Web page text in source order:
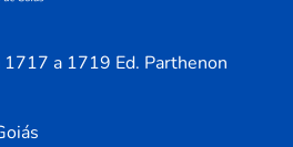
1717 a 1719 Ed. Parthenon